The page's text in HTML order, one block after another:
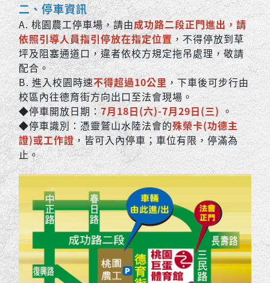
二、停車資訊
A. 桃園農工停車場，請由成功路二段正門進出，請
依照引導人員指引停放在指定位置 ，不得停放到草
坪及阻塞通道口，違者依校方規定拖吊處理，敬請
配合。
B. 進入校園時速不得超過10公里 ，下車後可步行由
校區內往德育街方向出口至法會現場。
◆停車開放日期：7月18日(六)-7月29日(三) 。
◆停車識別：憑靈鷲山水陸法會的殊榮卡(功德主
證)或工作證，皆可入內停車；車位有限，停滿為
止。